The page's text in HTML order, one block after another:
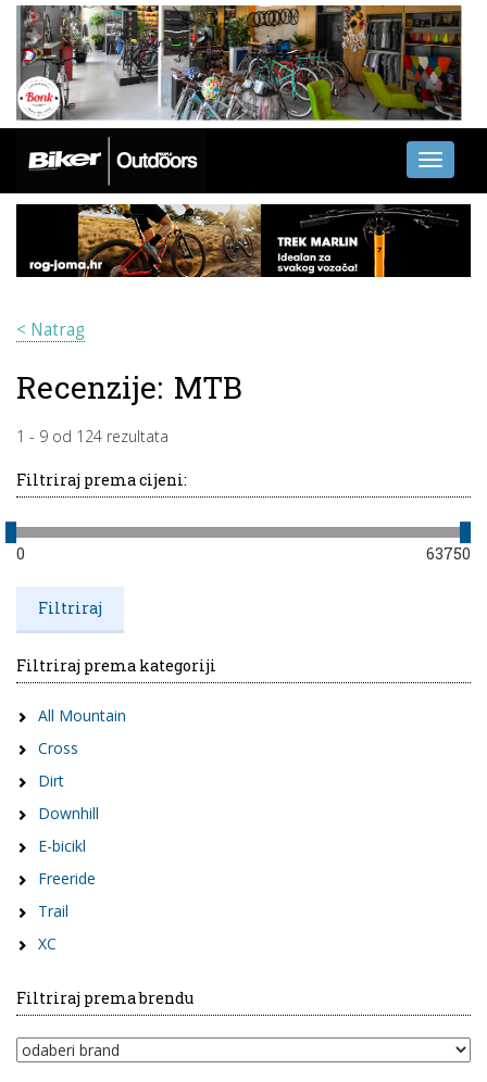
Toggle
< Natrag
Recenzije: MTB
1 - 9 od 124 rezultata
Filtriraj prema cijeni:
0 63750
Filtriraj prema kategoriji
All Mountain
Cross
Dirt
Downhill
E-bicikl
Freeride
Trail
XC
Filtriraj prema brendu